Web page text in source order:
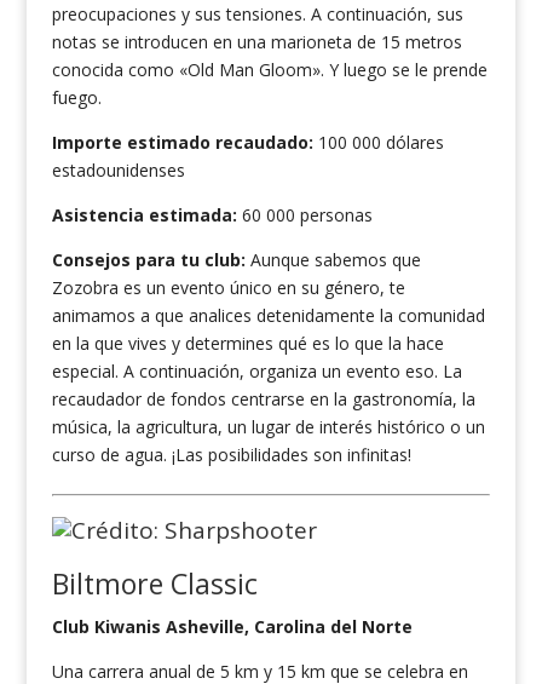
preocupaciones y sus tensiones. A continuación, sus
notas se introducen en una marioneta de 15 metros
conocida como «Old Man Gloom». Y luego se le prende
fuego.
Importe estimado recaudado: 100 000 dólares
estadounidenses
Asistencia estimada: 60 000 personas
Consejos para tu club: Aunque sabemos que
Zozobra es un evento único en su género, te
animamos a que analices detenidamente la comunidad
en la que vives y determines qué es lo que la hace
especial. A continuación, organiza un evento eso. La
recaudador de fondos centrarse en la gastronomía, la
música, la agricultura, un lugar de interés histórico o un
curso de agua. ¡Las posibilidades son infinitas!
Biltmore Classic
Club Kiwanis Asheville, Carolina del Norte
Una carrera anual de 5 km y 15 km que se celebra en